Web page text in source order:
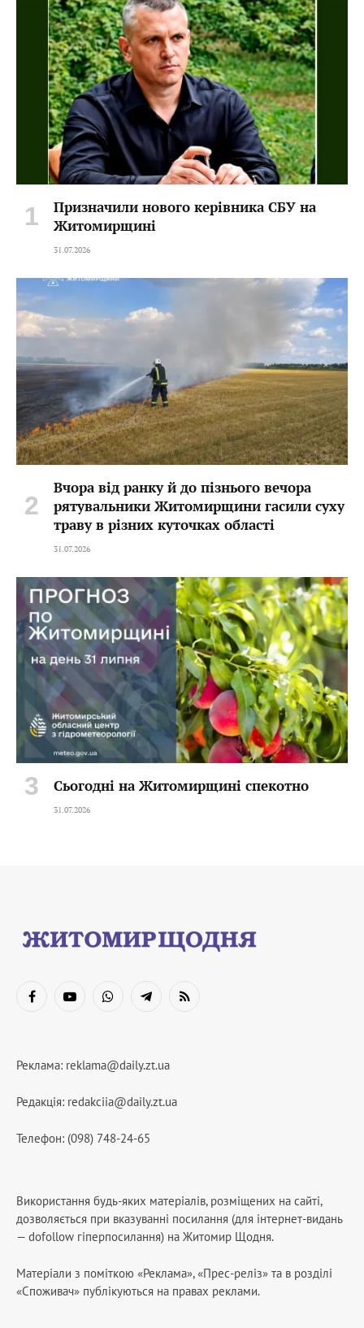
Призначили нового керівника СБУ на
Житомирщині
31.07.2026
Вчора від ранку й до пізнього вечора
рятувальники Житомирщини гасили суху
траву в різних куточках області
31.07.2026
Сьогодні на Житомирщині спекотно
31.07.2026
FacebookYouTubeWhatsAppTelegramRSS
Реклама: reklama@daily.zt.ua
Редакція: redakciia@daily.zt.ua
Телефон: (098) 748-24-65
Використання будь-яких матеріалів, розміщених на сайті,
дозволяється при вказуванні посилання (для інтернет-видань
— dofollow гіперпосилання) на Житомир Щодня.
Матеріали з поміткою «Реклама», «Прес-реліз» та в розділі
«Споживач» публікуються на правах реклами.